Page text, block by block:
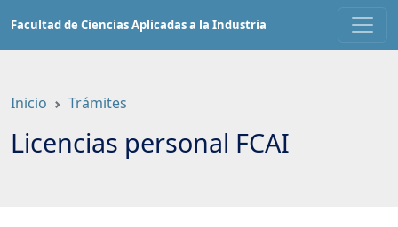
contenido
Facultad de Ciencias Aplicadas a la Industria
Inicio Trámites
Licencias personal FCAI